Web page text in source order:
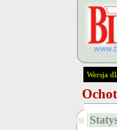
Wersja